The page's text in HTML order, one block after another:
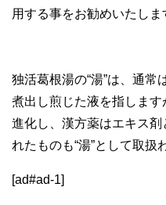
用する事をお勧めいたしま
独活葛根湯の“湯”は、通
煮出し煎じた液を指しま
進化し、漢方薬はエキス
れたものも“湯”として取扱
[ad#ad-1]